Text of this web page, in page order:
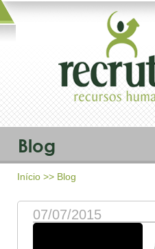
Blog
Início >> Blog
07/07/2015